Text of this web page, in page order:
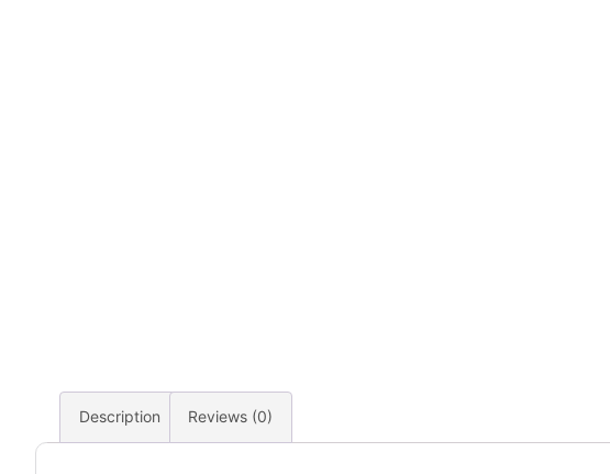
Description Reviews (0)